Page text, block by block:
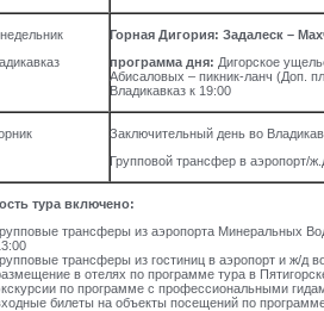
Горная Дигория: Задалеск –
программа дня: Дигорское
Абисаловых – пикник-ланч (Доп.
Владикавказ к 19:00
Заключительный день во
Групповой трансфер в аэропорт/
тура включено:
трансферы из аэропорта Минеральных
трансферы из гостиниц в аэропорт и ж/д
в отелях по программе тура в
по программе с профессиональными
билеты на объекты посещений по